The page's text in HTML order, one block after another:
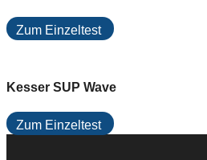
Zum Einzeltest
Kesser SUP Wave
Zum Einzeltest